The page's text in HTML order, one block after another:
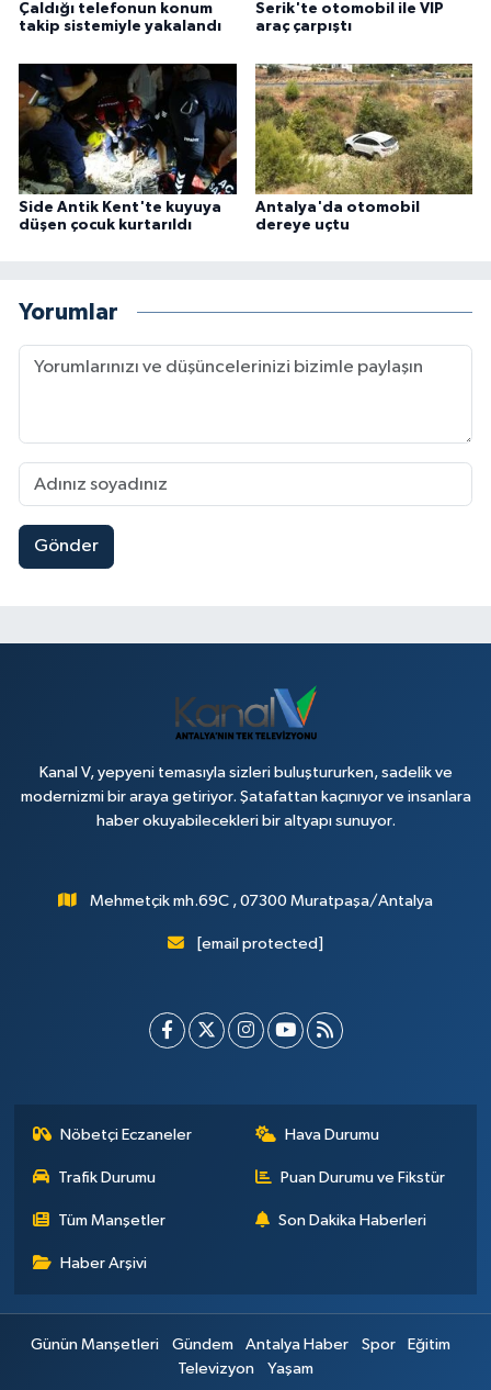
Çaldığı telefonun konum
takip sistemiyle yakalandı
Serik'te otomobil ile VIP
araç çarpıştı
Side Antik Kent'te kuyuya
düşen çocuk kurtarıldı
Antalya'da otomobil
dereye uçtu
Yorumlar
Gönder
Kanal V, yepyeni temasıyla sizleri buluştururken, sadelik ve
modernizmi bir araya getiriyor. Şatafattan kaçınıyor ve insanlara
haber okuyabilecekleri bir altyapı sunuyor.
Mehmetçik mh.69C , 07300 Muratpaşa/Antalya
[email protected]
Nöbetçi Eczaneler Hava Durumu
Trafik Durumu Puan Durumu ve Fikstür
Tüm Manşetler Son Dakika Haberleri
Haber Arşivi
Günün Manşetleri Gündem Antalya Haber Spor
Eğitim
Televizyon
Yaşam